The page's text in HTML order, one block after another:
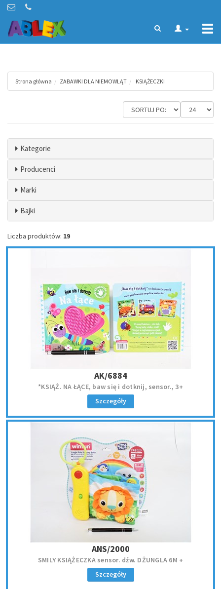
Strona główna ZABAWKI DLA NIEMOWLĄT KSIĄŻECZKI
Kategorie
Producenci
Marki
Bajki
Liczba produktów: 19
AK/6884
*KSIĄŻ. NA ŁĄCE, baw się i dotknij, sensor., 3+
Szczegóły
ANS/2000
SMILY KSIĄŻECZKA sensor. dźw. DŻUNGLA 6M +
Szczegóły